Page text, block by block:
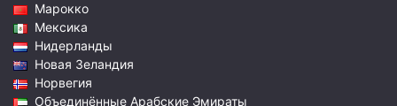
Марокко
Мексика
Нидерланды
Новая Зеландия
Норвегия
Объединённые Арабские Эмираты